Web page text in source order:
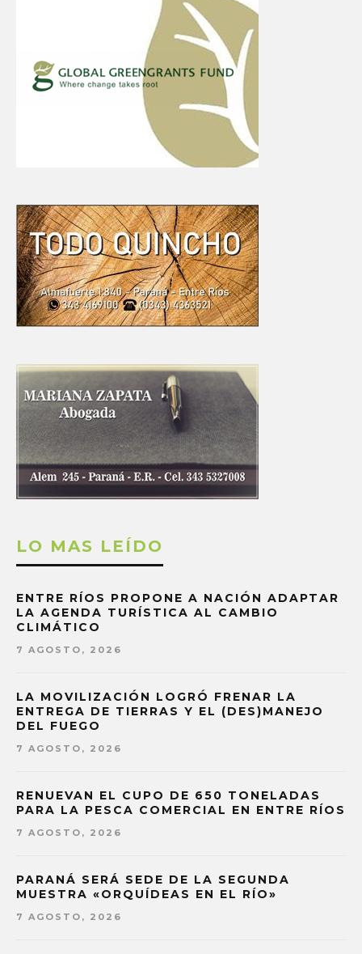
LO MAS LEÍDO
ENTRE RÍOS PROPONE A NACIÓN ADAPTAR
LA AGENDA TURÍSTICA AL CAMBIO
CLIMÁTICO
7 AGOSTO, 2026
LA MOVILIZACIÓN LOGRÓ FRENAR LA
ENTREGA DE TIERRAS Y EL (DES)MANEJO
DEL FUEGO
7 AGOSTO, 2026
RENUEVAN EL CUPO DE 650 TONELADAS
PARA LA PESCA COMERCIAL EN ENTRE RÍOS
7 AGOSTO, 2026
PARANÁ SERÁ SEDE DE LA SEGUNDA
MUESTRA «ORQUÍDEAS EN EL RÍO»
7 AGOSTO, 2026